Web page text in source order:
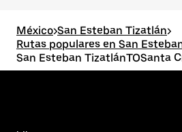
México>San Esteban Tizatlán>
Rutas populares en San
San Esteban TizatlánTOSanta